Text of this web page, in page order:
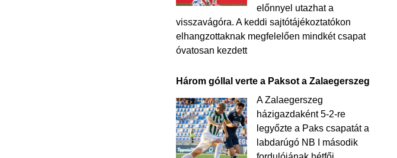
előnnyel utazhat a
visszavágóra. A keddi sajtótájékoztatókon
elhangzottaknak megfelelően mindkét csapat
óvatosan kezdett
Három góllal verte a Paksot a Zalaegerszeg
A Zalaegerszeg
házigazdaként 5-2-re
legyőzte a Paks csapatát a
labdarúgó NB I második